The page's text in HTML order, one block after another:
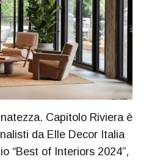
Capitolo Riviera è
da Elle Decor Italia
“Best of Interiors 2024”,